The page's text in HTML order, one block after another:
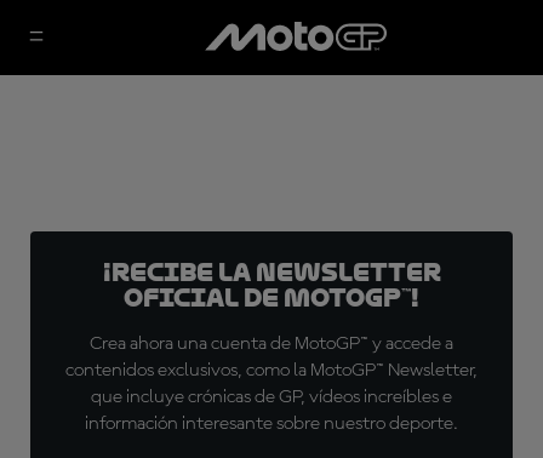
¡Recibe la Newsletter
oficial de MotoGP™!
Crea ahora una cuenta de MotoGP™ y accede a
contenidos exclusivos, como la MotoGP™ Newsletter,
que incluye crónicas de GP, vídeos increíbles e
información interesante sobre nuestro deporte.